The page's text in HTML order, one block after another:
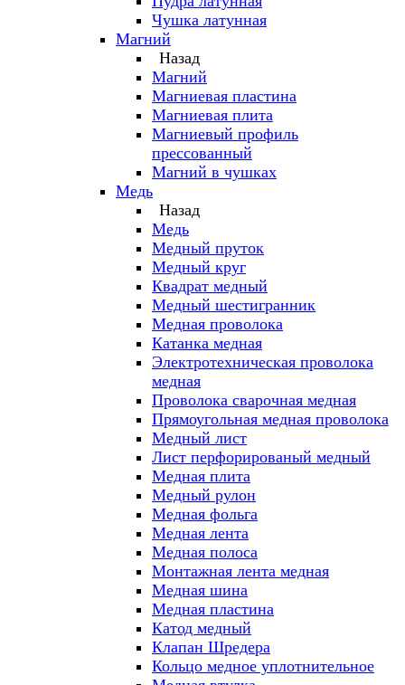
Чушка латунная
Магний
Назад
Магний
Магниевая пластина
Магниевая плита
Магниевый профиль
прессованный
Магний в чушках
Медь
Назад
Медь
Медный пруток
Медный круг
Квадрат медный
Медный шестигранник
Медная проволока
Катанка медная
Электротехническая проволока
медная
Проволока сварочная медная
Прямоугольная медная проволока
Медный лист
Лист перфорированый медный
Медная плита
Медный рулон
Медная фольга
Медная лента
Медная полоса
Монтажная лента медная
Медная шина
Медная пластина
Катод медный
Клапан Шредера
Кольцо медное уплотнительное